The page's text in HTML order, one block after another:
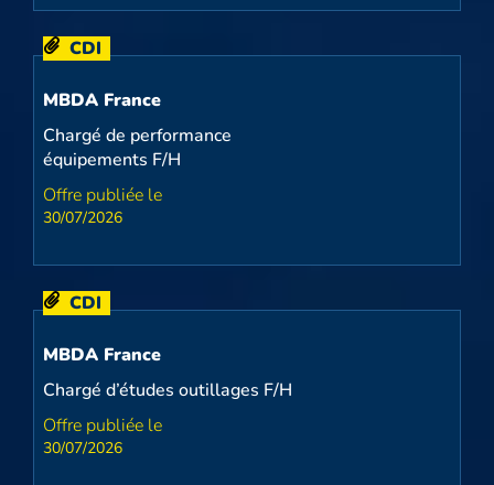
CDI
MBDA France
Chargé de performance
équipements F/H
30/07/2026
CDI
MBDA France
Chargé d’études outillages F/H
30/07/2026